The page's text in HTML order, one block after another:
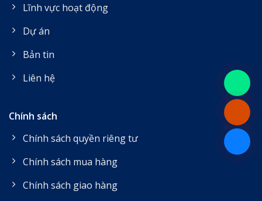
Lĩnh vực hoạt động
Dự án
Bản tin
Liên hệ
Chính sách
Chính sách quyền riêng tư
Chính sách mua hàng
Chính sách giao hàng